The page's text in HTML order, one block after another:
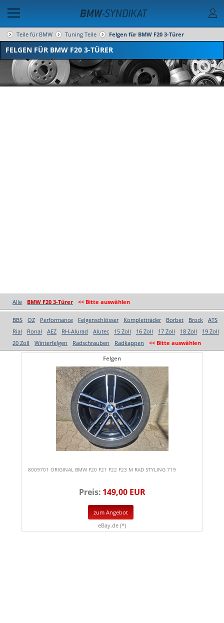
Teile für BMW Tuning Teile Felgen für BMW F20 3-Türer
FELGEN FÜR BMW F20 3-TÜRER
Alle BMW F20 3-Türer << Bitte auswählen
BBS OZ Performance Felgenschlösser Kompletträder Borbet Brock
ATS
Rial
Ronal AEZ RH-Alurad Alutec 15 Zoll 16 Zoll 17 Zoll 18 Zoll
19 Zoll
20 Zoll
Winterfelgen Radschrauben Radkappen << Bitte auswählen
Felgen
8009701 ORIGINAL BMW F20 F21 F22 F23 M RAD STYLING 719
Preis: 149,00 EUR
zum Angebot
eBay.de (*)